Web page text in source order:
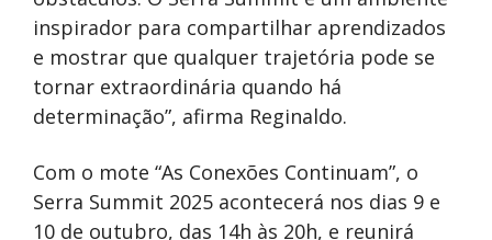
inspirador para compartilhar aprendizados
e mostrar que qualquer trajetória pode se
tornar extraordinária quando há
determinação”, afirma Reginaldo.
Com o mote “As Conexões Continuam”, o
Serra Summit 2025 acontecerá nos dias 9 e
10 de outubro, das 14h às 20h, e reunirá